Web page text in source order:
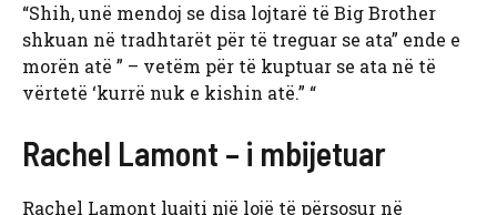
“Shih, unë mendoj se disa lojtarë të Big Brother
shkuan në tradhtarët për të treguar se ata” ende e
morën atë ” – vetëm për të kuptuar se ata në të
vërtetë ‘kurrë nuk e kishin atë.” “
Rachel Lamont – i mbijetuar
Rachel Lamont luajti një lojë të përsosur në